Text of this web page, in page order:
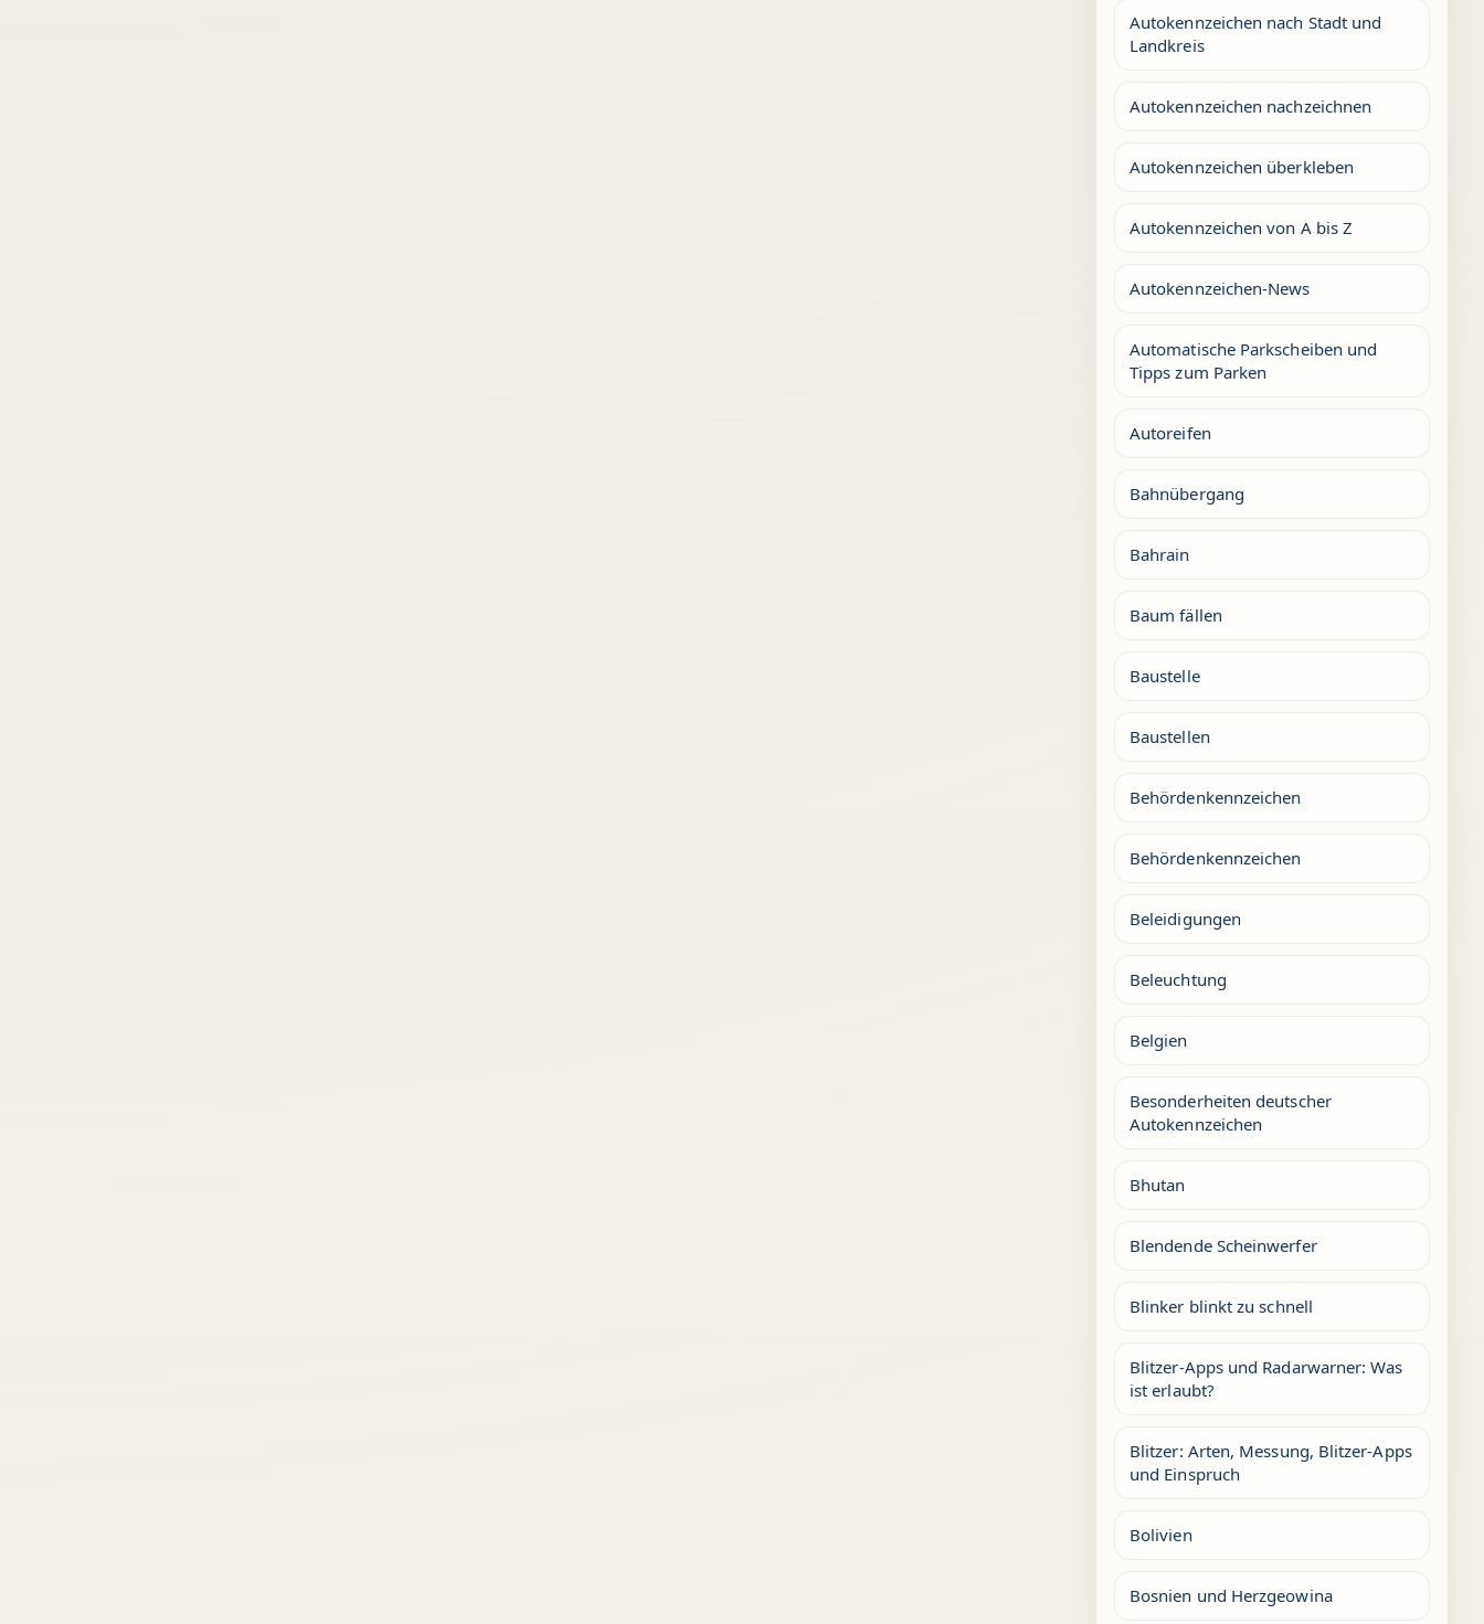
Autokennzeichen nach Stadt und
Landkreis
Autokennzeichen nachzeichnen
Autokennzeichen überkleben
Autokennzeichen von A bis Z
Autokennzeichen-News
Automatische Parkscheiben und
Tipps zum Parken
Autoreifen
Bahnübergang
Bahrain
Baum fällen
Baustelle
Baustellen
Behördenkennzeichen
Behördenkennzeichen
Beleidigungen
Beleuchtung
Belgien
Besonderheiten deutscher
Autokennzeichen
Bhutan
Blendende Scheinwerfer
Blinker blinkt zu schnell
Blitzer-Apps und Radarwarner: Was
ist erlaubt?
Blitzer: Arten, Messung, Blitzer-Apps
und Einspruch
Bolivien
Bosnien und Herzgeowina